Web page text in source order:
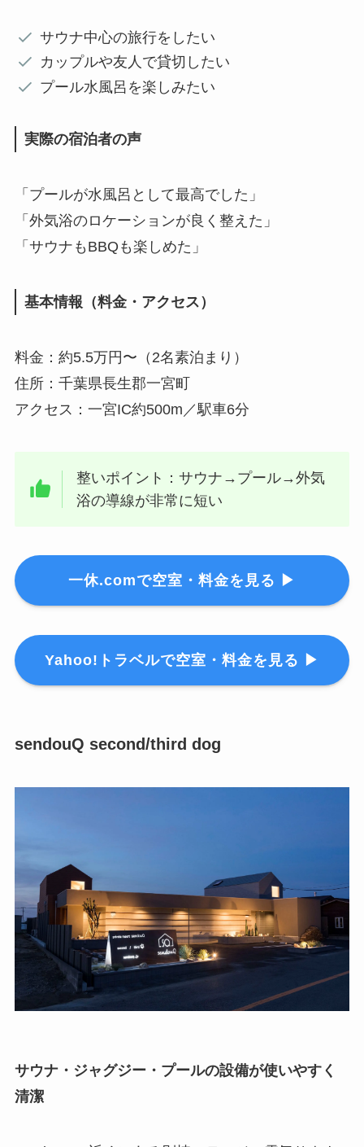
サウナ中心の旅行をしたい
カップルや友人で貸切したい
プール水風呂を楽しみたい
実際の宿泊者の声
「プールが水風呂として最高でした」
「外気浴のロケーションが良く整えた」
「サウナもBBQも楽しめた」
基本情報（料金・アクセス）
料金：約5.5万円〜（2名素泊まり）
住所：千葉県長生郡一宮町
アクセス：一宮IC約500m／駅車6分
整いポイント：サウナ→プール→外気
浴の導線が非常に短い
一休.comで空室・料金を見る ▶
Yahoo!トラベルで空室・料金を見る ▶
sendouQ second/third dog
サウナ・ジャグジー・プールの設備が使いやすく
清潔